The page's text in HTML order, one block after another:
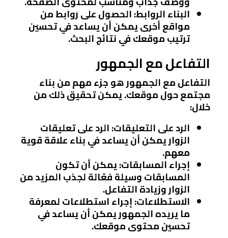
البناء الروابط: الحصول على روابط من
مواقع أخرى يمكن أن يساعد في تحسين
ترتيب موقعك في نتائج البحث.
التفاعل مع الجمهور
التفاعل مع الجمهور هو جزء مهم من بناء
مجتمع حول موقعك. يمكن تحقيق ذلك من
خلال:
الرد على التعليقات: الرد على تعليقات
الزوار يمكن أن يساعد في بناء علاقة قوية
معهم.
إجراء المسابقات: يمكن أن تكون
المسابقات وسيلة فعّالة لجذب المزيد من
الزوار وزيادة التفاعل.
الاستطلاعات: إجراء استطلاعات لمعرفة
ما يريده الجمهور يمكن أن يساعد في
تحسين محتوى موقعك.